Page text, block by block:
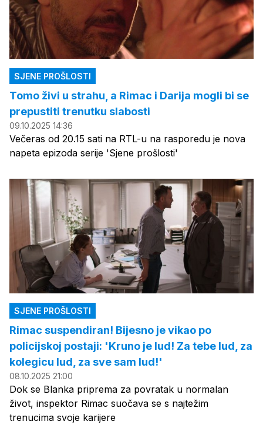
SJENE PROŠLOSTI
Tomo živi u strahu, a Rimac i Darija mogli bi se
prepustiti trenutku slabosti
09.10.2025 14:36
Večeras od 20.15 sati na RTL-u na rasporedu je nova
napeta epizoda serije 'Sjene prošlosti'
SJENE PROŠLOSTI
Rimac suspendiran! Bijesno je vikao po
policijskoj postaji: 'Kruno je lud! Za tebe lud, za
kolegicu lud, za sve sam lud!'
08.10.2025 21:00
Dok se Blanka priprema za povratak u normalan
život, inspektor Rimac suočava se s najtežim
trenucima svoje karijere